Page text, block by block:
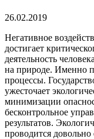
26.02.2019
Негативное
достигает
деятельность
на природе. Именно
процессы.
ужесточает
минимизации
бесконтрольное
результатов.
проводится довольно